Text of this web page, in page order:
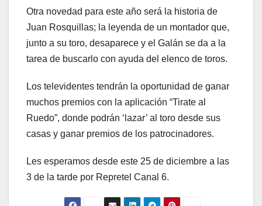
Otra novedad para este año será la historia de
Juan Rosquillas; la leyenda de un montador que,
junto a su toro, desaparece y el Galán se da a la
tarea de buscarlo con ayuda del elenco de toros.
Los televidentes tendrán la oportunidad de ganar
muchos premios con la aplicación “Tirate al
Ruedo”, donde podrán ‘lazar’ al toro desde sus
casas y ganar premios de los patrocinadores.
Les esperamos desde este 25 de diciembre a las
3 de la tarde por Repretel Canal 6.